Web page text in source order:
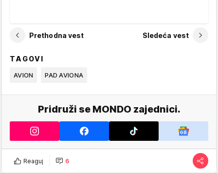
Prethodna vest Sledeća vest
TAGOVI
AVION PAD AVIONA
Pridruži se MONDO zajednici.
Reaguj 6